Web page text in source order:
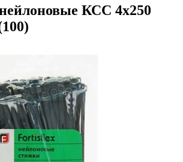
КСС 4х250